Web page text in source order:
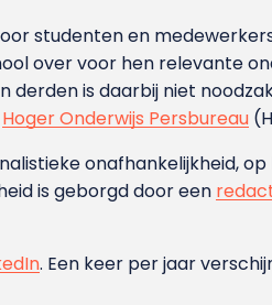
studenten en
over voor hen relevante
is daarbij niet
Hoger Onderwijs Persbureau
onafhankelijkheid, op
is geborgd door een
. Een keer per jaar